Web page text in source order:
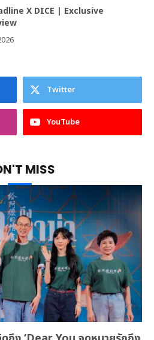
X DICE | Exclusive
Twitter
YouTube
MISS